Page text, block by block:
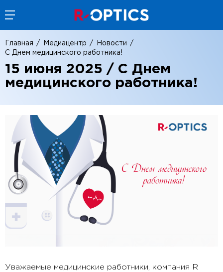
Главная Медиацентр
Новости
С Днем медицинского работника!
15 июня 2025 / С Днем
медицинского работника!
Уважаемые медицинские работники, компания R